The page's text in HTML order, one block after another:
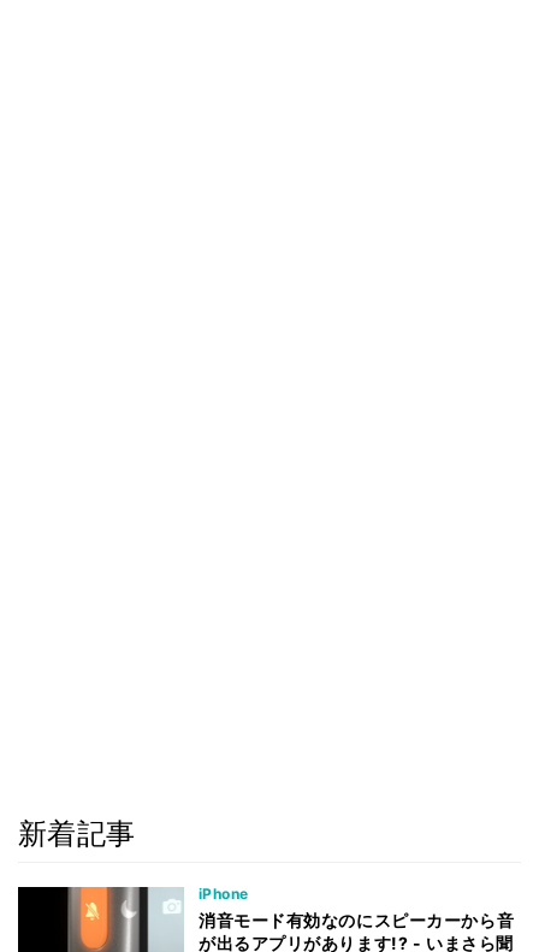
新着記事
iPhone
消音モード有効なのにスピーカーから音
が出るアプリがあります!? - いまさら聞